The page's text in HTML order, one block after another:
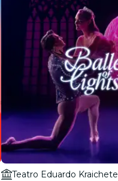
Teatro Eduardo Kraichete